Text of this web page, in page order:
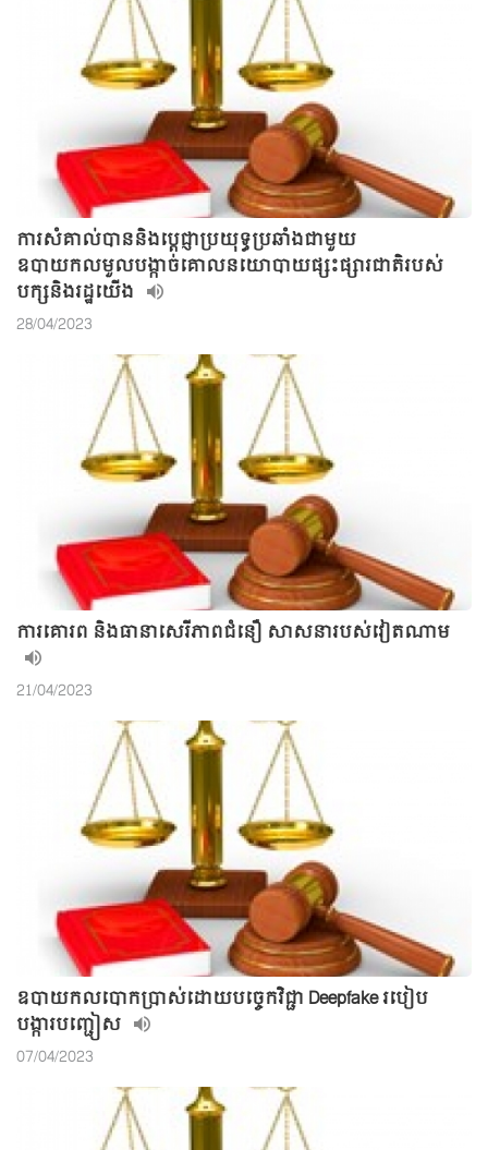
ការសំគាល់បាននិងប្តេជ្ញាប្រយុទ្ធប្រឆាំងជាមួយ
ឧបាយកលមួលបង្កាច់គោលនយោបាយផ្សះផ្សារជាតិរបស់
បក្សនិងរដ្ឋយើង
28/04/2023
ការគោរព និងធានាសេរីភាពជំនឿ សាសនារបស់វៀតណាម
21/04/2023
ឧបាយកលបោកប្រាស់ដោយបច្ចេកវិជ្ជា Deepfake របៀប
បង្ការបញ្ជៀស
07/04/2023